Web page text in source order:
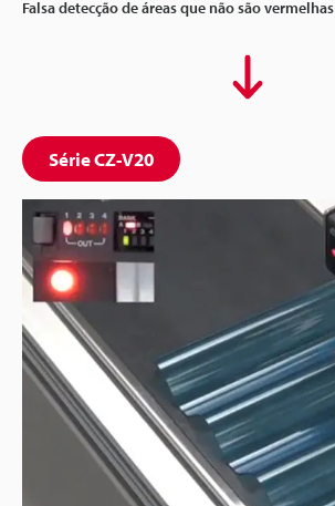
Falsa detecção de áreas que não são vermelhas
Série CZ-V20